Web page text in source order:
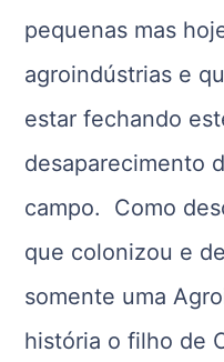
pequenas mas
agroindústrias e
estar fechando
desaparecimento
campo. Como
que colonizou e
somente uma
história o filho de